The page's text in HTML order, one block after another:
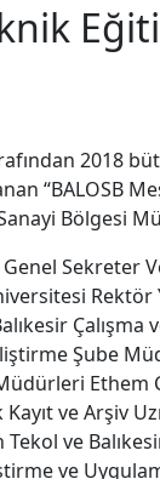
2018
“BALOSB
Bölgesi
Rektör
Şube
Ethem
ve Arşiv
ve
ve